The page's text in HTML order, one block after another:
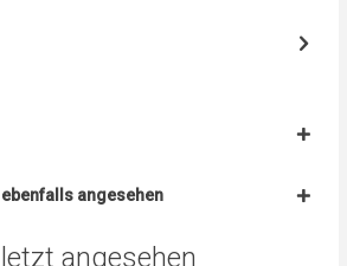
angesehen
angesehen